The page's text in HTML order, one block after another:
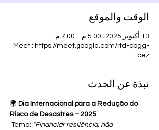
الوقت والموقع
13 أكتوبر 2025، 5:00 م – 7:00 م
Meet : https://meet.google.com/rfd-cpgg-
oez
نبذة عن الحدث
🌍 Dia Internacional para a Redução do
Risco de Desastres – 2025
Tema: “Financiar resiliência, não